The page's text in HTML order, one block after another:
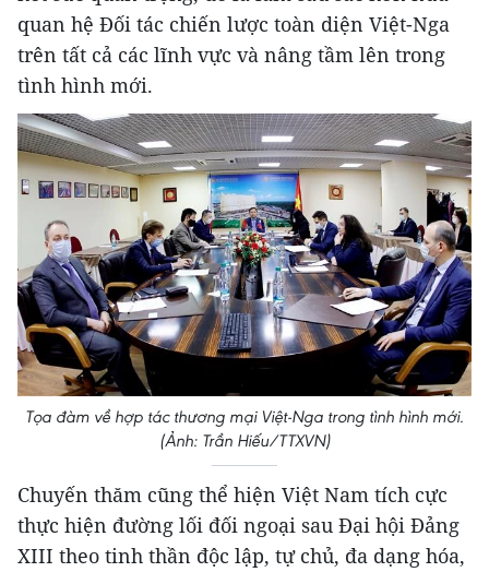
quan hệ Đối tác chiến lược toàn diện Việt-Nga
trên tất cả các lĩnh vực và nâng tầm lên trong
tình hình mới.
Tọa đàm về hợp tác thương mại Việt-Nga trong tình hình mới.
(Ảnh: Trần Hiếu/TTXVN)
Chuyến thăm cũng thể hiện Việt Nam tích cực
thực hiện đường lối đối ngoại sau Đại hội Đảng
XIII theo tinh thần độc lập, tự chủ, đa dạng hóa,